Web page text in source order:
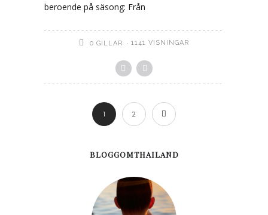
beroende på säsong: Från
0 GILLAR 1141 VISNINGAR
1 2
BLOGGOMTHAILAND